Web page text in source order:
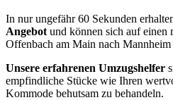
In nur ungefähr 60 Sekunden
Angebot und können sich auf einen
Offenbach am Main nach Mannheim
Unsere erfahrenen Umzugshelfer
empfindliche Stücke wie Ihren
Kommode behutsam zu behandeln.